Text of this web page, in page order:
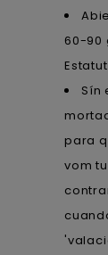
60-90
Sín
‎para
vom